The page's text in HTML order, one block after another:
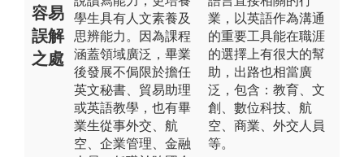
容易
誤解
之處
學生具有人文素養及
思辨能力。因為課程
涵蓋領域廣泛，畢業
後發展不侷限於擔任
英文秘書、貿易助理
或英語教學，也有畢
業生從事外交、航
空、企業管理、金融
業，以英語作為溝通
的重要工具能在職涯
的選擇上有很大的幫
助，出路也相當廣
泛，包含：教育、文
創、數位科技、航
空、商業、外交人員
等。